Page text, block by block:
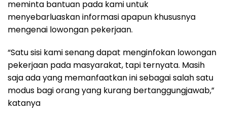
meminta bantuan pada kami untuk
menyebarluaskan informasi apapun khususnya
mengenai lowongan pekerjaan.
“Satu sisi kami senang dapat menginfokan lowongan
pekerjaan pada masyarakat, tapi ternyata. Masih
saja ada yang memanfaatkan ini sebagai salah satu
modus bagi orang yang kurang bertanggungjawab,”
katanya